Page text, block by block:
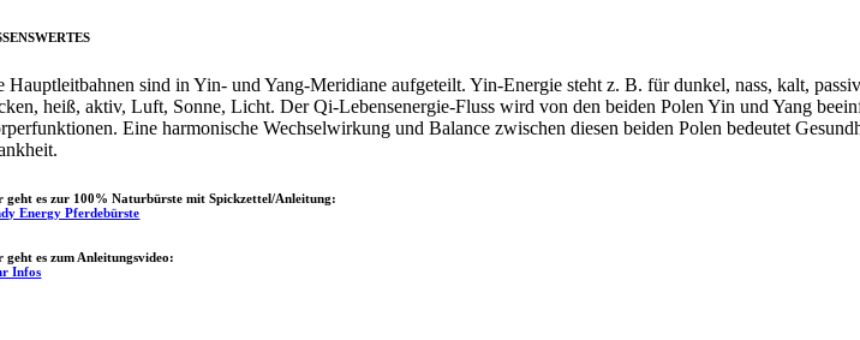
Hauptleitbahnen sind in Yin- und Yang-Meridiane aufgeteilt. Yin-Energie steht z. B. für dunkel, nass, kalt,
heiß, aktiv, Luft, Sonne, Licht. Der Qi-Lebensenergie-Fluss wird von den beiden Polen Yin und Yang
Eine harmonische Wechselwirkung und Balance zwischen diesen beiden Polen bedeutet
geht es zur 100% Naturbürste mit Spickzettel/Anleitung:
Energy Pferdebürste
geht es zum Anleitungsvideo:
Infos